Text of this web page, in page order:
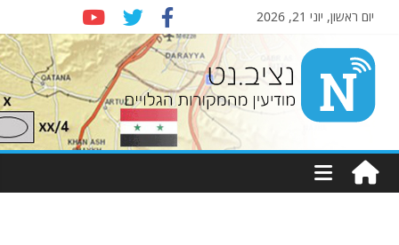
יום ראשון, יוני 21, 2026
Nziv.net
מודיעין
מהמקורות